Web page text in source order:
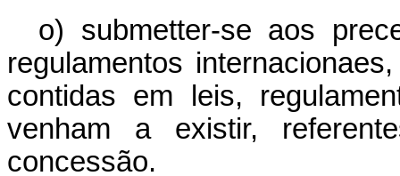
o) submetter-se aos
regulamentos
contidas em leis,
venham a existir,
concessão.